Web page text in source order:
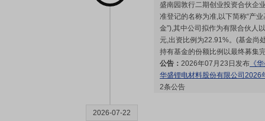
盛南园敦行二期创业投资合伙企
准登记的名称为准,以下简称“产业
金”),其中公司拟作为有限合伙人
元,出资比例为22.91%。(基金尚
持有基金的份额比例以最终募集
公告： 2026年07月23日发布 《
华盛锂电材料股份有限公司2026
2条公告
2026-07-22